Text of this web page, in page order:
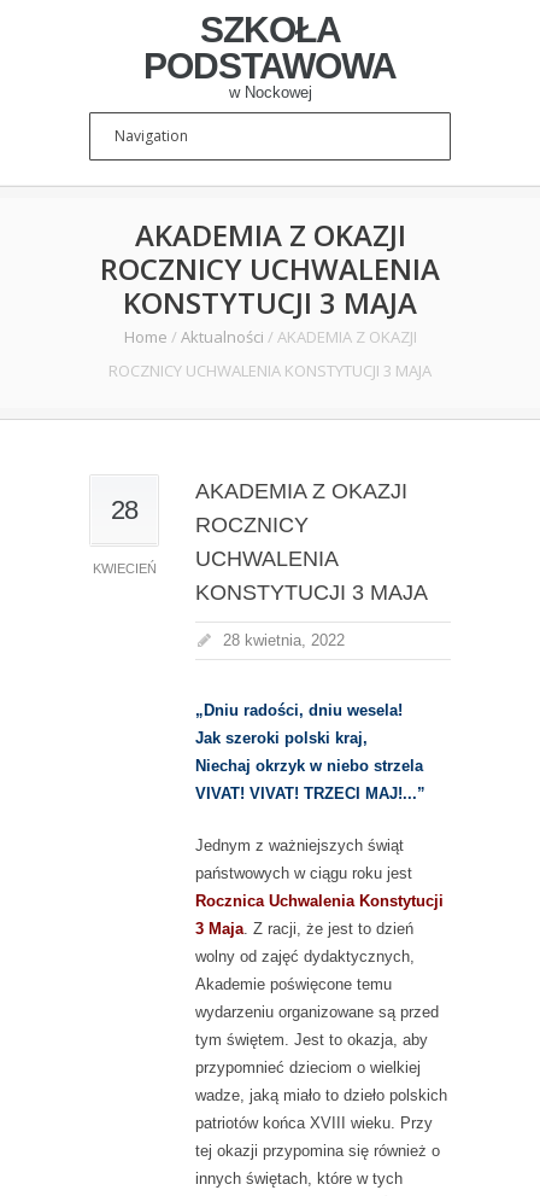
SZKOŁA
PODSTAWOWA
w Nockowej
AKADEMIA Z OKAZJI
ROCZNICY UCHWALENIA
KONSTYTUCJI 3 MAJA
Home / Aktualności / AKADEMIA Z OKAZJI
ROCZNICY UCHWALENIA KONSTYTUCJI 3 MAJA
28
KWIECIEŃ
AKADEMIA Z OKAZJI
ROCZNICY
UCHWALENIA
KONSTYTUCJI 3 MAJA
28 kwietnia, 2022
„Dniu radości, dniu wesela!
Jak szeroki polski kraj,
Niechaj okrzyk w niebo strzela
VIVAT! VIVAT! TRZECI MAJ!...”
Jednym z ważniejszych świąt
państwowych w ciągu roku jest
Rocznica Uchwalenia Konstytucji
3 Maja. Z racji, że jest to dzień
wolny od zajęć dydaktycznych,
Akademie poświęcone temu
wydarzeniu organizowane są przed
tym świętem. Jest to okazja, aby
przypomnieć dzieciom o wielkiej
wadze, jaką miało to dzieło polskich
patriotów końca XVIII wieku. Przy
tej okazji przypomina się również o
innych świętach, które w tych